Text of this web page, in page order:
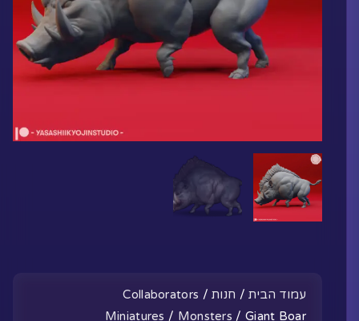
עמוד הבית/ חנות/
Collaborators
Miniatures / Monsters / Giant Boar